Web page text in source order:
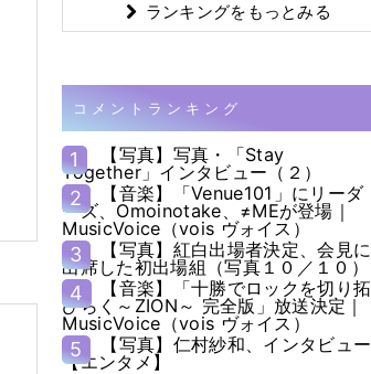
ランキングをもっとみる
コメントランキング
1
【写真】写真・「Stay
Together」インタビュー（２）
2
【音楽】「Venue101」にリーダ
ーズ、Omoinotake、≠MEが登場｜
MusicVoice（vois ヴォイス）
3
【写真】紅白出場者決定、会見に
出席した初出場組（写真１０／１０）
4
【音楽】「十勝でロックを切り拓
ひらく～ZION～ 完全版」放送決定｜
MusicVoice（vois ヴォイス）
5
【写真】仁村紗和、インタビュー
【エンタメ】